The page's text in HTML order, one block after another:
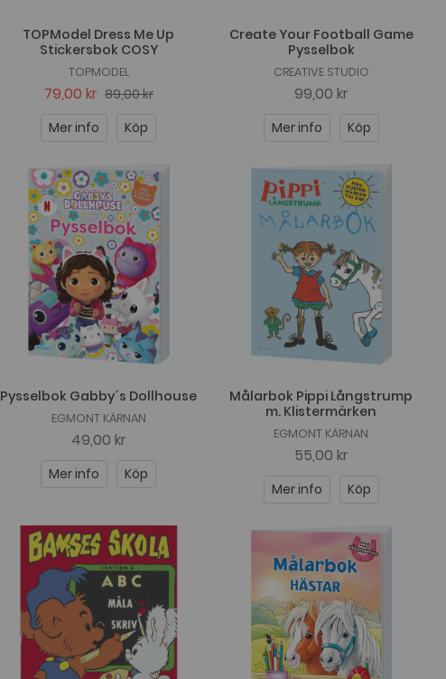
TOPModel Dress Me Up
Stickersbok COSY
TOPMODEL
79,00 kr 89,00 kr
Mer info
Köp
Create Your Football Game
Pysselbok
CREATIVE STUDIO
99,00 kr
Mer info Köp
Pysselbok Gabby´s Dollhouse
EGMONT KÄRNAN
49,00 kr
Mer info Köp
Målarbok Pippi Långstrump
m. Klistermärken
EGMONT KÄRNAN
55,00 kr
Mer info Köp